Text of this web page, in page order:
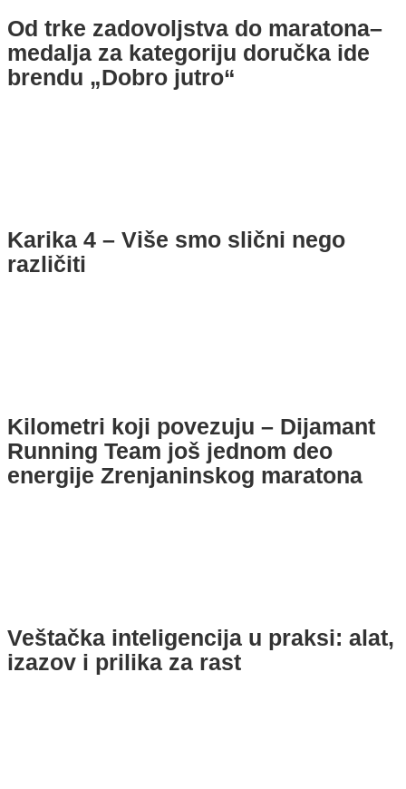
Od trke zadovoljstva do maratona–
medalja za kategoriju doručka ide
brendu „Dobro jutro“
Karika 4 – Više smo slični nego
različiti
Kilometri koji povezuju – Dijamant
Running Team još jednom deo
energije Zrenjaninskog maratona
Veštačka inteligencija u praksi: alat,
izazov i prilika za rast